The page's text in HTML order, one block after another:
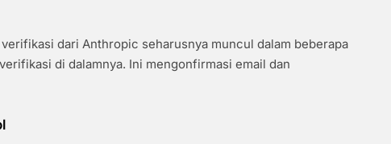
dari Anthropic seharusnya muncul dalam beberapa
di dalamnya. Ini mengonfirmasi email dan